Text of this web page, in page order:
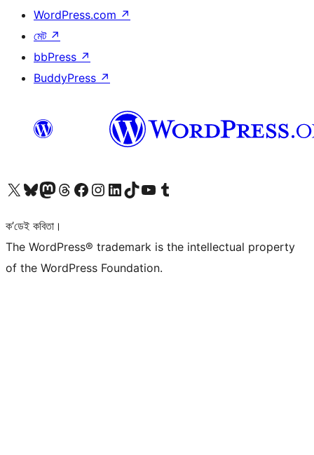
WordPress.com ↗
মেট ↗
bbPress ↗
BuddyPress ↗
আমাৰ X (আগৰ Twitter) একাউণ্টলৈ যাওকআমাৰ Bluesky একাউণ্টলৈ যাওকআমাৰ Mastodon একাউণ্টলৈ যাওকআমাৰ Threads একাউণ্টলৈ যাওকআমাৰ Facebook পৃষ্ঠালৈ যাওকআমাৰ Instagram একাউণ্টলৈ যাওকআমাৰ LinkedIn একাউণ্টলৈ যাওকআমাৰ TikTok একাউণ্টলৈ যাওকআমাৰ YouTube চেনেললৈ যাওকআমাৰ Tumblr একাউণ্টলৈ যাওক
ক’ডেই কবিতা।
The WordPress® trademark is the intellectual property
of the WordPress Foundation.